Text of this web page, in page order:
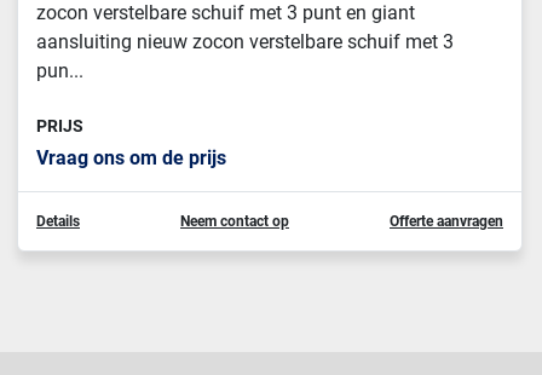
zocon verstelbare schuif met 3 punt en giant
aansluiting nieuw zocon verstelbare schuif met 3
pun...
PRIJS
Vraag ons om de prijs
Details Neem contact op Offerte aanvragen